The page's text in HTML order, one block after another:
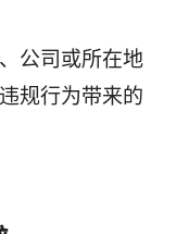
公司或所在地
规行为带来的